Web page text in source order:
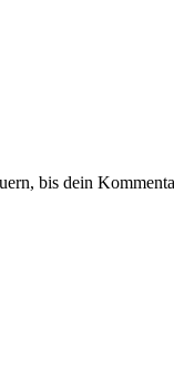
bis dein